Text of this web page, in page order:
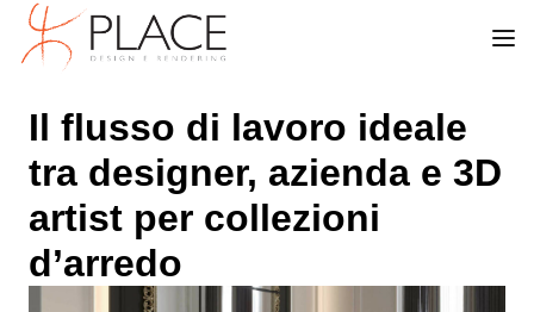
Il flusso di lavoro ideale
tra designer, azienda e 3D
artist per collezioni
d’arredo